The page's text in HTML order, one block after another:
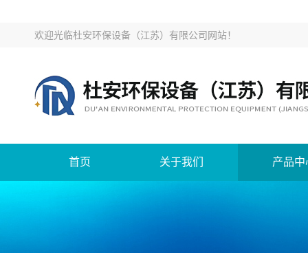
欢迎光临杜安环保设备（江苏）有限公司网站！
首页 关于我们 产品中